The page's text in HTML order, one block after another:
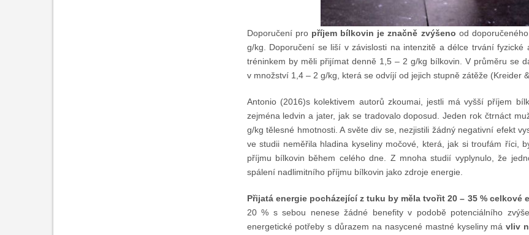
Doporučení propříjem bílkovin je značně zvýšeno od
g/kg. Doporučení se liší v závislosti na intenzitě a délce trvání fyzické
tréninkem by měli přijímat denně 1,5 – 2 g/kg bílkovin. V průměru se
v množství 1,4 – 2 g/kg, která se odvíjí od jejich stupně zátěže (Kreider
Antonio (2016)s kolektivem autorů zkoumai, jestli má vyšší příjem
zejména ledvin a jater, jak se tradovalo doposud. Jeden rok čtrnáct
g/kg tělesné hmotnosti. A světe div se, nezjistili žádný negativní efekt
ve studii neměřila hladina kyseliny močové, která, jak si troufám říci,
příjmu bílkovin během celého dne. Z mnoha studií vyplynulo, že
spálení nadlimitního příjmu bílkovin jako zdroje energie.
Přijatá energie pocházející z tuku by měla tvořit 20 – 35 % celkové
20 % s sebou nenese žádné benefity v podobě potenciálního
energetické potřeby s důrazem na nasycené mastné kyseliny mávliv